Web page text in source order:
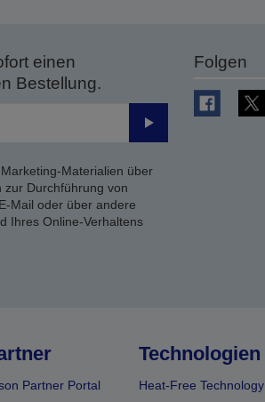
einen
Bestellung.
Senden
Materialien über
zur Durchführung von
Mail oder über andere
Ihres Online-Verhaltens
Folgen
Partner Portal
Technologien
Heat-Free Technology